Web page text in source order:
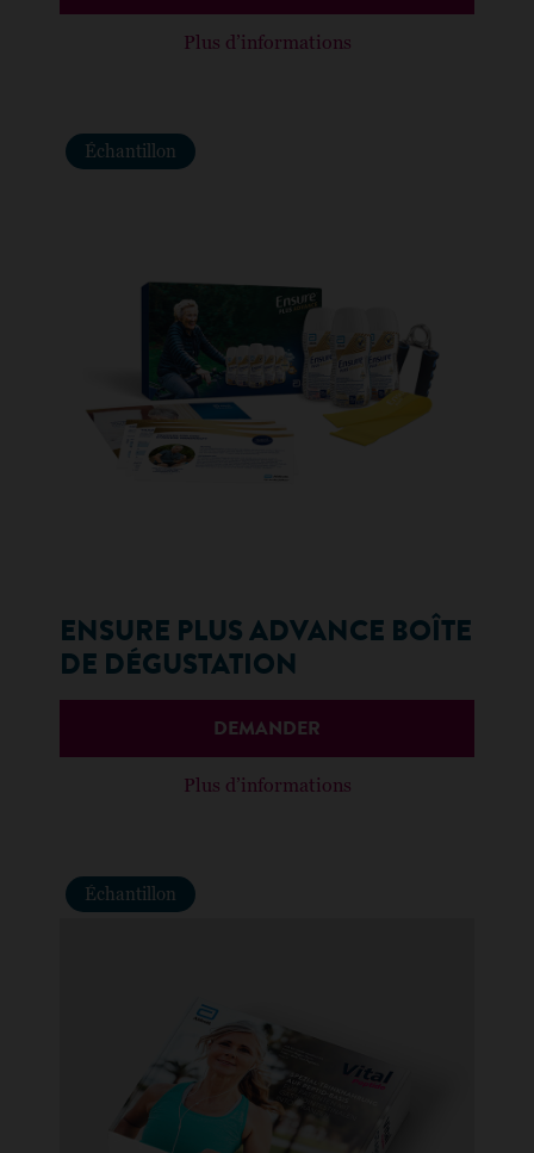
Plus d’informations
Échantillon
ENSURE PLUS ADVANCE BOÎTE
DE DÉGUSTATION
DEMANDER
Plus d’informations
Échantillon